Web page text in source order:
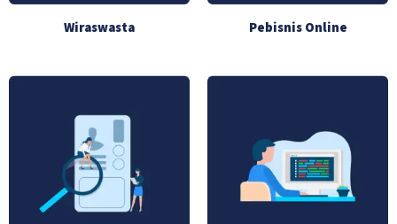
Wiraswasta Pebisnis Online